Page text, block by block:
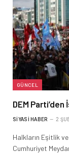
GÜNCEL
DEM
SIYASI HABER 2
Halkların Eşitlik
Cumhuriyet